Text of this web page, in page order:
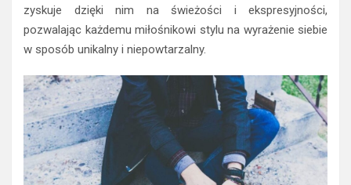
zyskuje dzięki nim na świeżości i ekspresyjności,
pozwalając każdemu miłośnikowi stylu na wyrażenie siebie
w sposób unikalny i niepowtarzalny.